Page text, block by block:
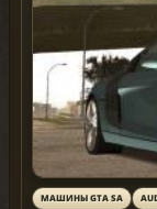
МАШИНЫ GTA SA